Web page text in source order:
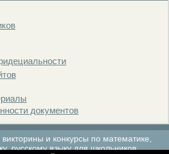
документов
и конкурсы по математике,
русскому языку для школьников.